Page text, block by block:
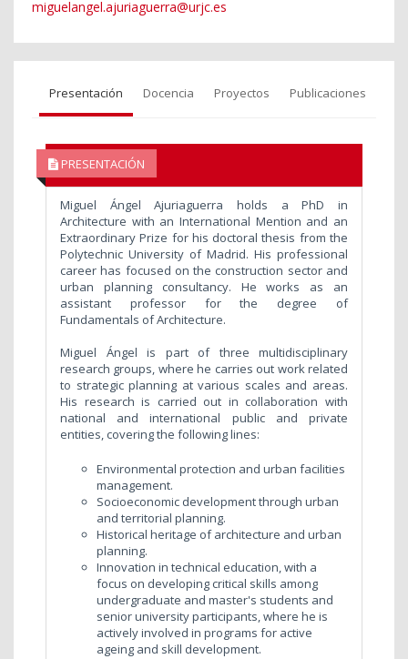
miguelangel.ajuriaguerra@urjc.es
Presentación Docencia Proyectos Publicaciones
PRESENTACIÓN
Miguel Ángel Ajuriaguerra holds a PhD in
Architecture with an International Mention and an
Extraordinary Prize for his doctoral thesis from the
Polytechnic University of Madrid. His professional
career has focused on the construction sector and
urban planning consultancy. He works as an
assistant professor for the degree of
Fundamentals of Architecture.
Miguel Ángel is part of three multidisciplinary
research groups, where he carries out work related
to strategic planning at various scales and areas.
His research is carried out in collaboration with
national and international public and private
entities, covering the following lines:
Environmental protection and urban facilities
management.
Socioeconomic development through urban
and territorial planning.
Historical heritage of architecture and urban
planning.
Innovation in technical education, with a
focus on developing critical skills among
undergraduate and master's students and
senior university participants, where he is
actively involved in programs for active
ageing and skill development.